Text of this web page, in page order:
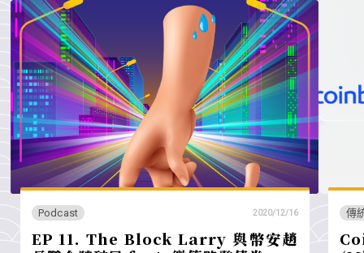
Podcast 2020/12/16
EP 11. The Block Larry 與幣安趙
傳